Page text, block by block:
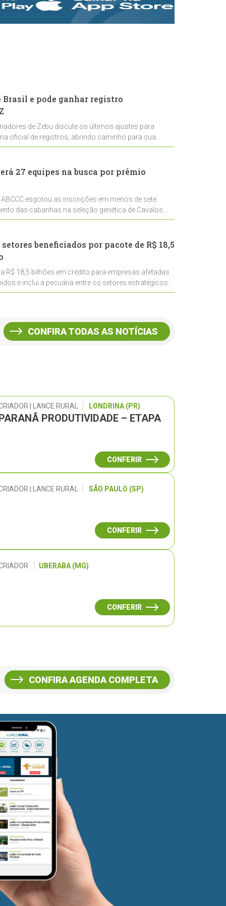
rastreabilidade e
rigor técnico para
Brasil e pode ganhar registro
de Zebu discute os últimos ajustes para
oficial de registros, abrindo caminho para sua
27 equipes na busca por prêmio
esgotou as inscrições em menos de sete
das cabanhas na seleção genética de Cavalos
beneficiados por pacote de R$ 18,5
R$ 18,5 bilhões em crédito para empresas afetadas
e inclui a pecuária entre os setores estratégicos
CONFIRA TODAS AS NOTÍCIAS
| LANCE RURAL LONDRINA (PR)
PRODUTIVIDADE – ETAPA
CONFERIR
| LANCE RURAL SÃO PAULO (SP)
CONFERIR
UBERABA (MG)
CONFERIR
CONFIRA AGENDA COMPLETA